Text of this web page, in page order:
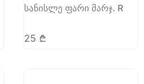
სანისლე ფარი მარჯ. R
25 ₾